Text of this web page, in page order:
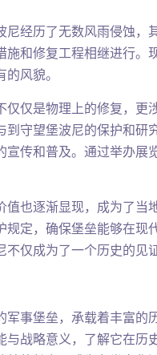
尼经历了无数风雨侵蚀
施和修复工程相继进行
风貌。
仅仅是物理上的修复，
到守望堡波尼的保护和
宣传和普及。通过举办
也逐渐显现，成为了当
规定，确保堡垒能够在
仅成为了一个历史的见
事堡垒，承载着丰富的
与战略意义，了解它在